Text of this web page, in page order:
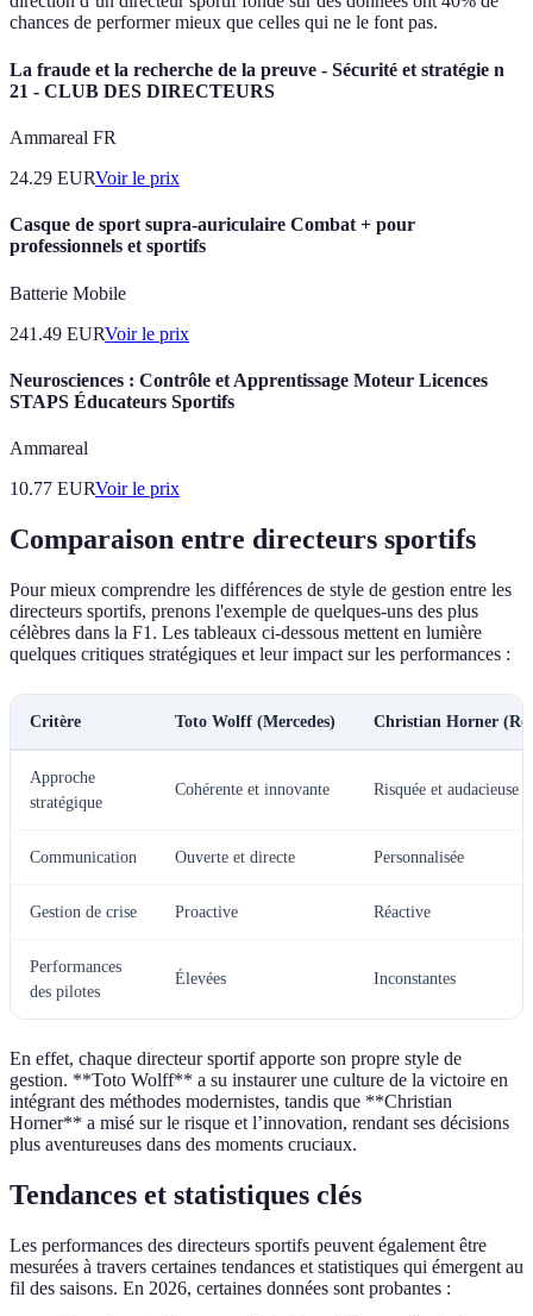
chances de performer mieux que celles qui ne le font pas.
La fraude et la recherche de la preuve - Sécurité et stratégie n
21 - CLUB DES DIRECTEURS
Ammareal FR
24.29 EURVoir le prix
Casque de sport supra-auriculaire Combat + pour
professionnels et sportifs
Batterie Mobile
241.49 EURVoir le prix
Neurosciences : Contrôle et Apprentissage Moteur Licences
STAPS Éducateurs Sportifs
Ammareal
10.77 EURVoir le prix
Comparaison entre directeurs sportifs
Pour mieux comprendre les différences de style de gestion entre les
directeurs sportifs, prenons l'exemple de quelques-uns des plus
célèbres dans la F1. Les tableaux ci-dessous mettent en lumière
quelques critiques stratégiques et leur impact sur les performances :
Critère Toto Wolff (Mercedes) Christian Horner
Approche
stratégique
Cohérente et innovante Risquée et audacieuse
Communication Ouverte et directe Personnalisée
Gestion de crise Proactive Réactive
Performances
des pilotes
Élevées Inconstantes
En effet, chaque directeur sportif apporte son propre style de
gestion. **Toto Wolff** a su instaurer une culture de la victoire en
intégrant des méthodes modernistes, tandis que **Christian
Horner** a misé sur le risque et l’innovation, rendant ses décisions
plus aventureuses dans des moments cruciaux.
Tendances et statistiques clés
Les performances des directeurs sportifs peuvent également être
mesurées à travers certaines tendances et statistiques qui émergent au
fil des saisons. En 2026, certaines données sont probantes :